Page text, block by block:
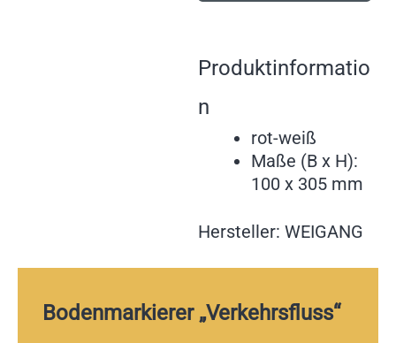
Produktinformatio
n
rot-weiß
Maße (B x H):
100 x 305 mm
Hersteller: WEIGANG
Bodenmarkierer „Verkehrsfluss“